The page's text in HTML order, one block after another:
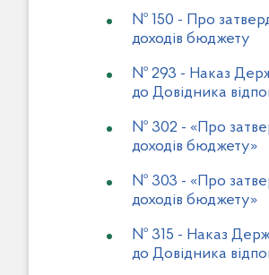
№ 150 - Про
доходів бюджету
№ 293 - Наказ
до Довідника
№ 302 - «Про
доходів бюджету»
№ 303 - «Про
доходів бюджету»
№ 315 - Наказ
до Довідника